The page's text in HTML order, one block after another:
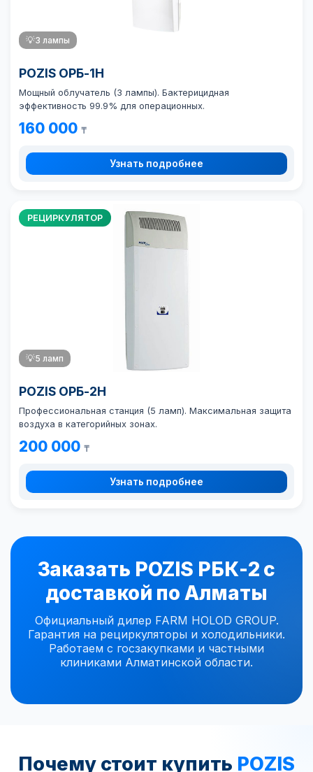
💡3 лампы
POZIS ОРБ-1Н
Мощный облучатель (3 лампы). Бактерицидная
эффективность 99.9% для операционных.
160 000 ₸
Узнать подробнее
РЕЦИРКУЛЯТОР
💡5 ламп
POZIS ОРБ-2Н
Профессиональная станция (5 ламп). Максимальная защита
воздуха в категорийных зонах.
200 000 ₸
Узнать подробнее
Заказать POZIS РБК-2 с
доставкой по Алматы
Официальный дилер FARM HOLOD GROUP.
Гарантия на рециркуляторы и холодильники.
Работаем с госзакупками и частными
клиниками Алматинской области.
Почему стоит купить POZIS